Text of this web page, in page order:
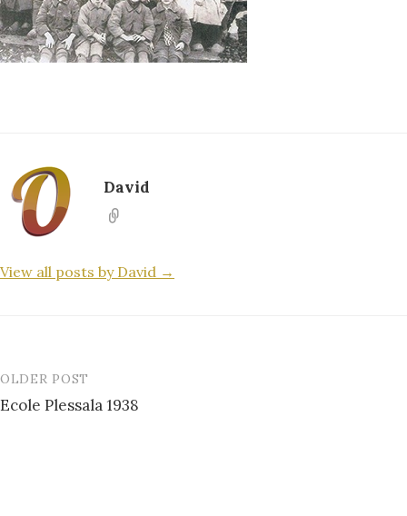
David
View all posts by David →
Post
navigation
OLDER POST
Ecole Plessala 1938